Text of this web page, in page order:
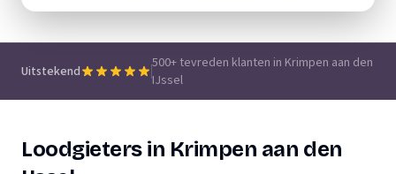
Uitstekend
500+ tevreden klanten in Krimpen aan den
IJssel
Loodgieters in Krimpen aan den